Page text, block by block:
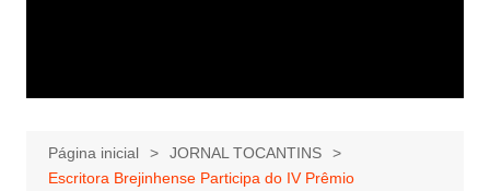
Página inicial
JORNAL TOCANTINS
Escritora Brejinhense Participa do IV Prêmio